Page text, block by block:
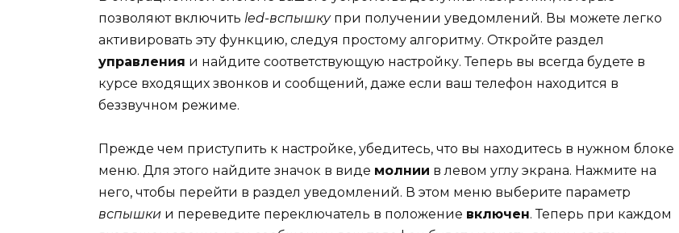
позволяют включить led-вспышкупри получении уведомлений. Вы можете легко
активировать эту функцию, следуя простому алгоритму. Откройте раздел
управления и найдите соответствующую настройку. Теперь вы всегда будете в
курсе входящих звонков и сообщений, даже если ваш телефон находится в
беззвучном режиме.
Прежде чем приступить к настройке, убедитесь, что вы находитесь в нужном блоке
меню. Для этого найдите значок в виде молнии в левом углу экрана. Нажмите на
него, чтобы перейти в раздел уведомлений. В этом меню выберите параметр
вспышки и переведите переключатель в положение включен. Теперь при каждом